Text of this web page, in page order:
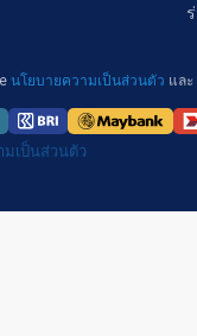
นโยบายความเป็นส่วนตัว และ
เป็นส่วนตัว